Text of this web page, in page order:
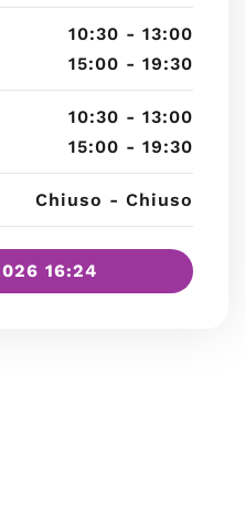
10:30 - 13:00
15:00 - 19:30
10:30 - 13:00
15:00 - 19:30
Chiuso - Chiuso
16:24